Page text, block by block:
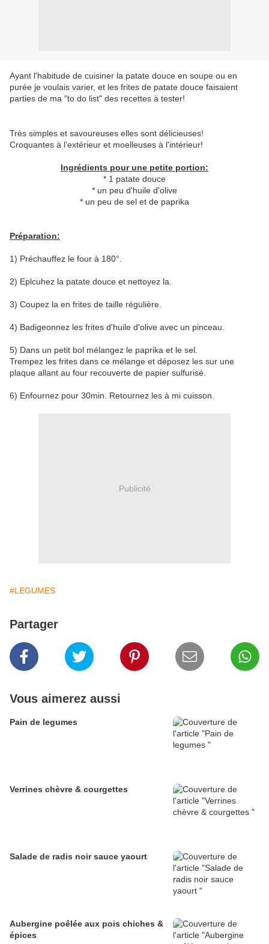
Ayant l'habitude de cuisiner la patate douce en soupe ou en
purée je voulais varier, et les frites de patate douce faisaient
parties de ma "to do list" des recettes à tester!
Très simples et savoureuses elles sont délicieuses!
Croquantes à l’extérieur et moelleuses à l'intérieur!
Ingrédients pour une petite portion:
* 1 patate douce
* un peu d'huile d'olive
* un peu de sel et de paprika
Préparation:
1) Préchauffez le four à 180°.
2) Eplcuhez la patate douce et nettoyez la.
3) Coupez la en frites de taille régulière.
4) Badigeonnez les frites d'huile d'olive avec un pinceau.
5) Dans un petit bol mélangez le paprika et le sel.
Trempez les frites dans ce mélange et déposez les sur une
plaque allant au four recouverte de papier sulfurisé.
6) Enfournez pour 30min. Retournez les à mi cuisson.
Publicité
#LEGUMES
Partager
Vous aimerez aussi
Pain de legumes
Verrines chèvre & courgettes
Salade de radis noir sauce yaourt
Aubergine poêlée aux pois chiches &
épices